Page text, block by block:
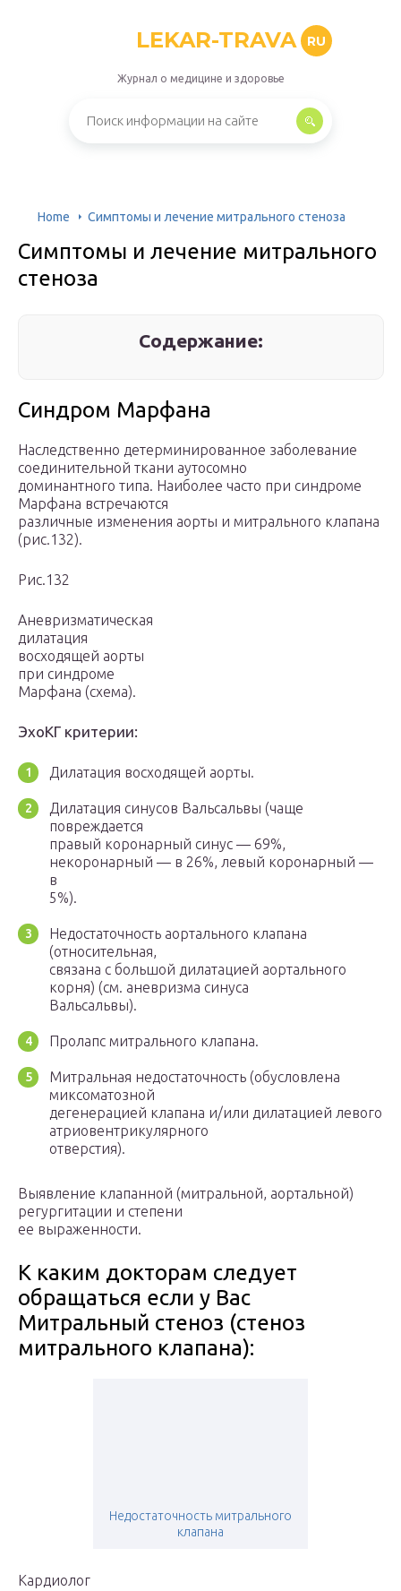
LEKAR-TRAVA RU
Журнал о медицине и здоровье
Home Симптомы и лечение митрального стеноза
Симптомы и лечение митрального
стеноза
Содержание:
Синдром Марфана
Наследственно детерминированное заболевание
соединительной ткани аутосомно
доминантного типа. Наиболее часто при синдроме
Марфана встречаются
различные изменения аорты и митрального клапана
(рис.132).
Рис.132
Аневризматическая
дилатация
восходящей аорты
при синдроме
Марфана (схема).
ЭхоКГ критерии:
Дилатация восходящей аорты.
Дилатация синусов Вальсальвы (чаще
повреждается
правый коронарный синус — 69%,
некоронарный — в 26%, левый коронарный —
в
5%).
Недостаточность аортального клапана
(относительная,
связана с большой дилатацией аортального
корня) (см. аневризма синуса
Вальсальвы).
Пролапс митрального клапана.
Митральная недостаточность (обусловлена
миксоматозной
дегенерацией клапана и/или дилатацией левого
атриовентрикулярного
отверстия).
Выявление клапанной (митральной, аортальной)
регургитации и степени
ее выраженности.
К каким докторам следует
обращаться если у Вас
Митральный стеноз (стеноз
митрального клапана):
Недостаточность митрального
клапана
Кардиолог